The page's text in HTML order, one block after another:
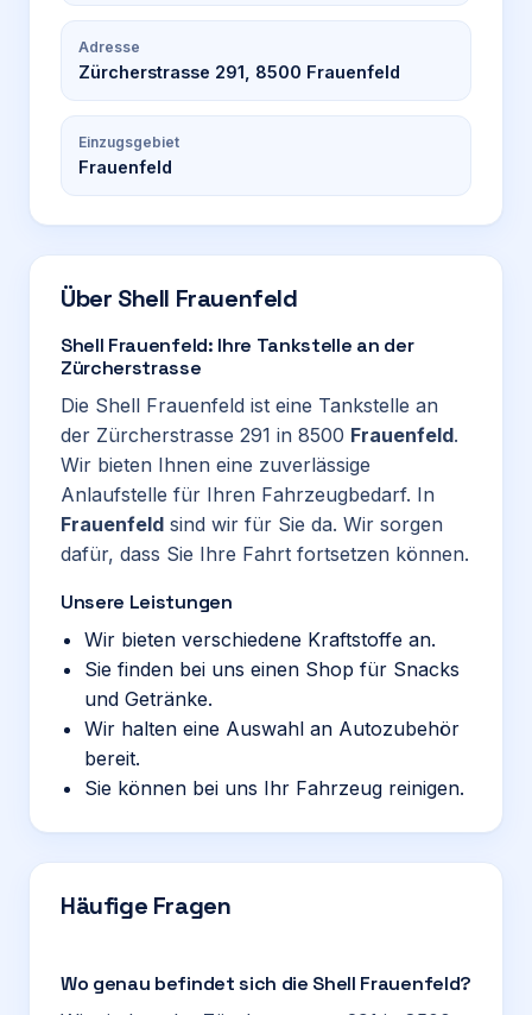
Adresse
Zürcherstrasse 291, 8500 Frauenfeld
Einzugsgebiet
Frauenfeld
Über Shell Frauenfeld
Shell Frauenfeld: Ihre Tankstelle an der
Zürcherstrasse
Die Shell Frauenfeld ist eine Tankstelle an
der Zürcherstrasse 291 in 8500 Frauenfeld.
Wir bieten Ihnen eine zuverlässige
Anlaufstelle für Ihren Fahrzeugbedarf. In
Frauenfeld sind wir für Sie da. Wir sorgen
dafür, dass Sie Ihre Fahrt fortsetzen können.
Unsere Leistungen
Wir bieten verschiedene Kraftstoffe an.
Sie finden bei uns einen Shop für Snacks
und Getränke.
Wir halten eine Auswahl an Autozubehör
bereit.
Sie können bei uns Ihr Fahrzeug reinigen.
Häufige Fragen
Wo genau befindet sich die Shell Frauenfeld?